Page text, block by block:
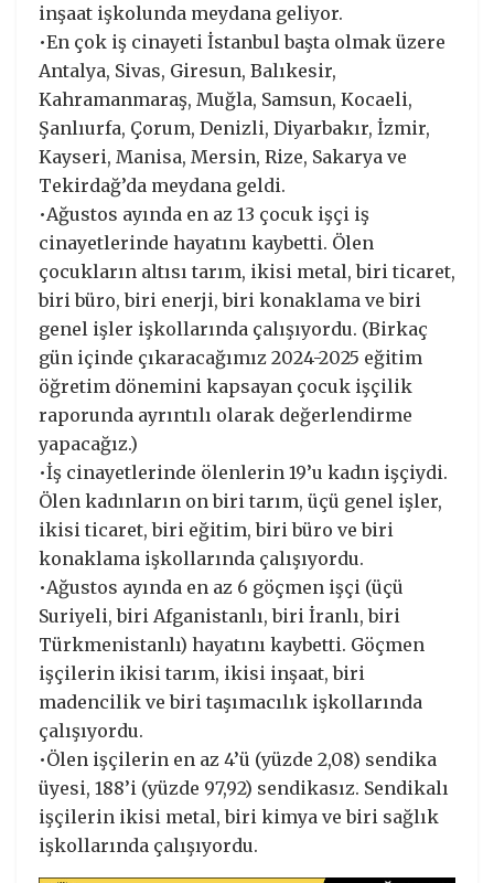
inşaat işkolunda meydana geliyor.
•En çok iş cinayeti İstanbul başta olmak üzere
Antalya, Sivas, Giresun, Balıkesir,
Kahramanmaraş, Muğla, Samsun, Kocaeli,
Şanlıurfa, Çorum, Denizli, Diyarbakır, İzmir,
Kayseri, Manisa, Mersin, Rize, Sakarya ve
Tekirdağ’da meydana geldi.
•Ağustos ayında en az 13 çocuk işçi iş
cinayetlerinde hayatını kaybetti. Ölen
çocukların altısı tarım, ikisi metal, biri ticaret,
biri büro, biri enerji, biri konaklama ve biri
genel işler işkollarında çalışıyordu. (Birkaç
gün içinde çıkaracağımız 2024-2025 eğitim
öğretim dönemini kapsayan çocuk işçilik
raporunda ayrıntılı olarak değerlendirme
yapacağız.)
•İş cinayetlerinde ölenlerin 19’u kadın işçiydi.
Ölen kadınların on biri tarım, üçü genel işler,
ikisi ticaret, biri eğitim, biri büro ve biri
konaklama işkollarında çalışıyordu.
•Ağustos ayında en az 6 göçmen işçi (üçü
Suriyeli, biri Afganistanlı, biri İranlı, biri
Türkmenistanlı) hayatını kaybetti. Göçmen
işçilerin ikisi tarım, ikisi inşaat, biri
madencilik ve biri taşımacılık işkollarında
çalışıyordu.
•Ölen işçilerin en az 4’ü (yüzde 2,08) sendika
üyesi, 188’i (yüzde 97,92) sendikasız. Sendikalı
işçilerin ikisi metal, biri kimya ve biri sağlık
işkollarında çalışıyordu.